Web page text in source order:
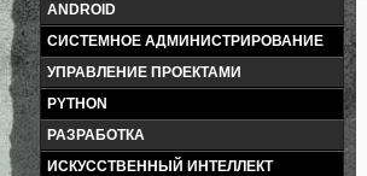
ANDROID
СИСТЕМНОЕ АДМИНИСТРИРОВАНИЕ
УПРАВЛЕНИЕ ПРОЕКТАМИ
PYTHON
РАЗРАБОТКА
ИСКУССТВЕННЫЙ ИНТЕЛЛЕКТ